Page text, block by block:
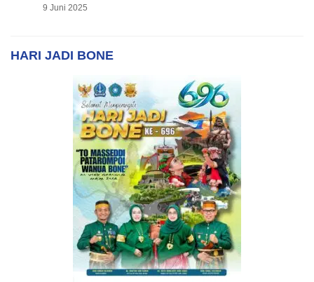
9 Juni 2025
HARI JADI BONE